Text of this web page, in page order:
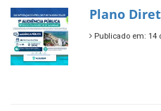
🌿🚤
Ambiente